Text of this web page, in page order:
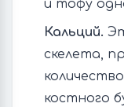
и тофу
Кальций.
скелета,
костного